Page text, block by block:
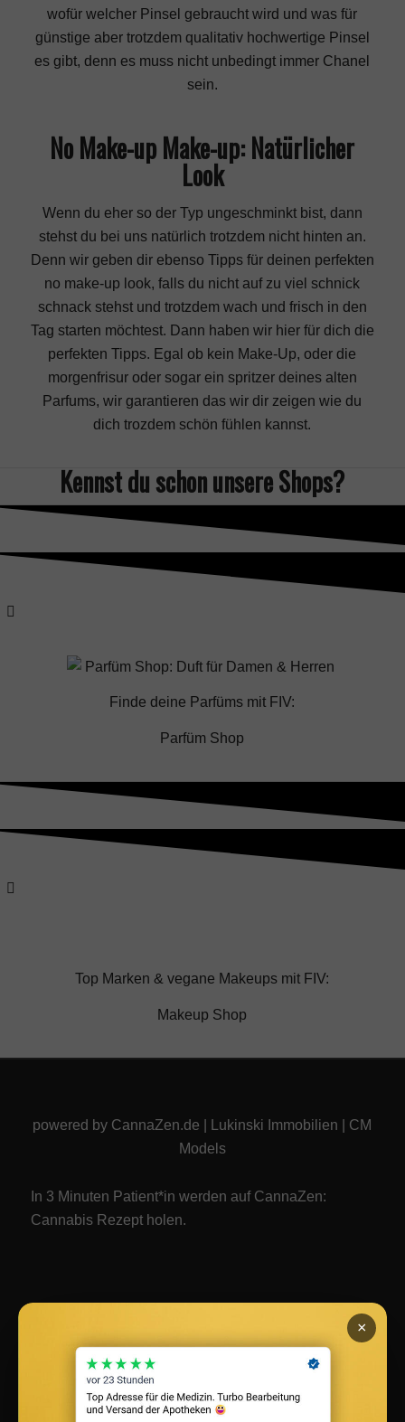
wofür welcher Pinsel gebraucht wird und was für
günstige aber trotzdem qualitativ hochwertige Pinsel
es gibt, denn es muss nicht unbedingt immer Chanel
sein.
No Make-up Make-up: Natürlicher
Look
Wenn du eher so der Typ ungeschminkt bist, dann
stehst du bei uns natürlich trotzdem nicht hinten an.
Denn wir geben dir ebenso Tipps für deinen perfekten
no make-up look, falls du nicht auf zu viel schnick
schnack stehst und trotzdem wach und frisch in den
Tag starten möchtest. Dann haben wir hier für dich die
perfekten Tipps. Egal ob kein Make-Up, oder die
morgenfrisuroder sogar ein spritzer deines alten
Parfums, wir garantieren das wir dir zeigen wie du
dich trozdem schön fühlen kannst.
Kennst du schon unsereShops?
Finde deine Parfüms mit FIV:
Parfüm Shop
Top Marken & vegane Makeups mit FIV:
Makeup Shop
powered by CannaZen.de Lukinski Immobilien
CM
Models
In 3 Minuten Patient*in werden auf CannaZen:
Cannabis Rezeptholen.
×